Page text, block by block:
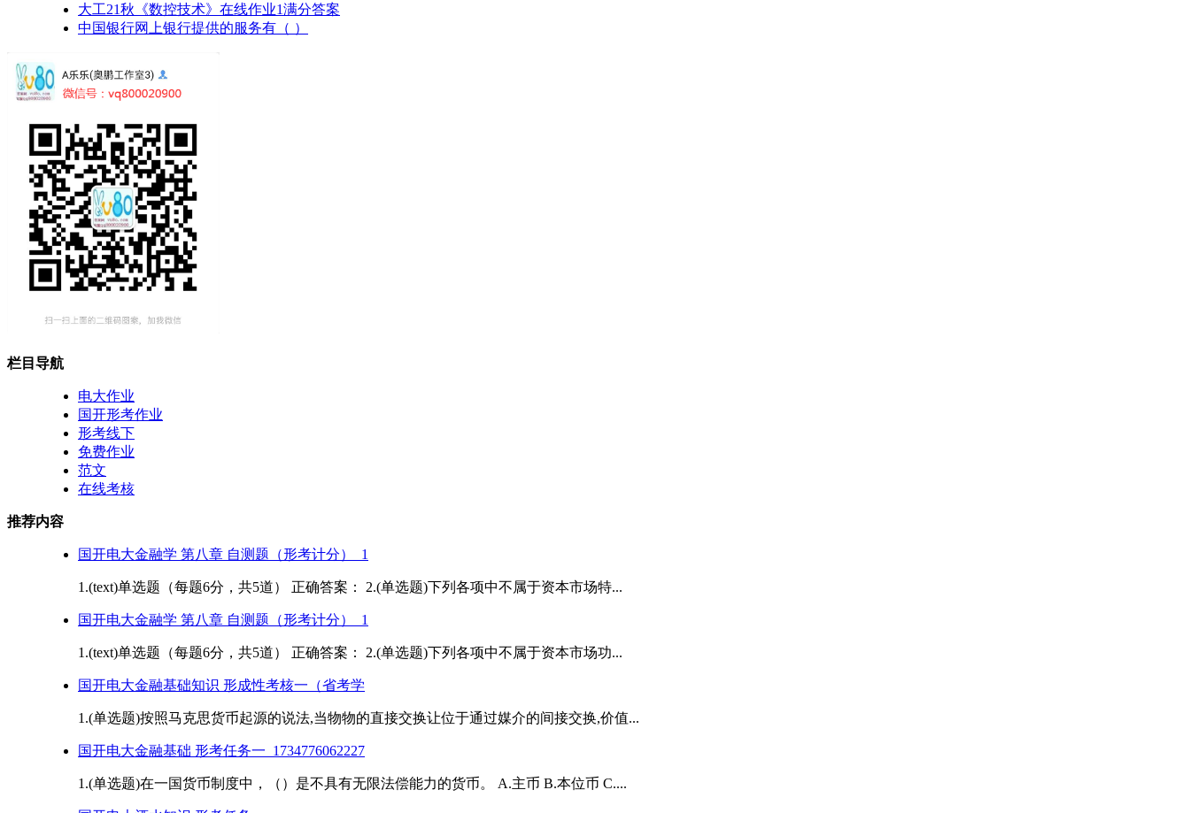
大工21秋《数控技术》在线作业1满分答案
中国银行网上银行提供的服务有（ ）
栏目导航
电大作业
国开形考作业
形考线下
免费作业
范文
在线考核
推荐内容
国开电大金融学 第八章 自测题（形考计分）_1
1.(text)单选题（每题6分，共5道） 正确答案： 2.(单选题)下列各项中不属于资本市场特...
国开电大金融学 第八章 自测题（形考计分）_1
1.(text)单选题（每题6分，共5道） 正确答案： 2.(单选题)下列各项中不属于资本市场功...
国开电大金融基础知识 形成性考核一（省考学
1.(单选题)按照马克思货币起源的说法,当物物的直接交换让位于通过媒介的间接交换,价值...
国开电大金融基础 形考任务一_1734776062227
1.(单选题)在一国货币制度中，（）是不具有无限法偿能力的货币。 A.主币 B.本位币 C....